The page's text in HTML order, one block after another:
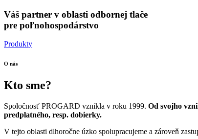
Váš partner v oblasti odbornej tlače
pre poľnohospodárstvo
Produkty
O nás
Kto sme?
Spoločnosť PROGARD vznikla v roku 1999. Od svojho
predplatného, resp. dobierky.
V tejto oblasti dlhoročne úzko spolupracujeme a zároveň